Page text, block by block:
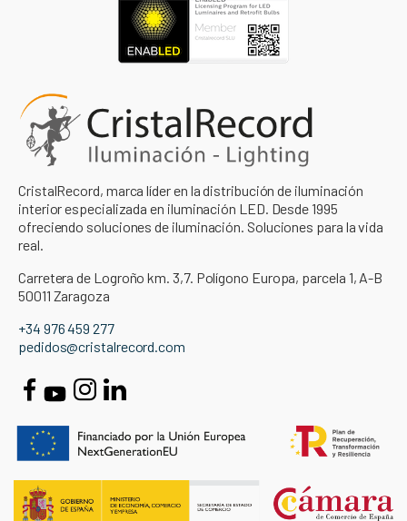
CristalRecord, marca líder en la distribución de iluminación
interior especializada en iluminación LED. Desde 1995
ofreciendo soluciones de iluminación. Soluciones para la vida
real.
Carretera de Logroño km. 3,7. Polígono Europa, parcela 1, A-B
50011 Zaragoza
+34 976 459 277
pedidos@cristalrecord.com